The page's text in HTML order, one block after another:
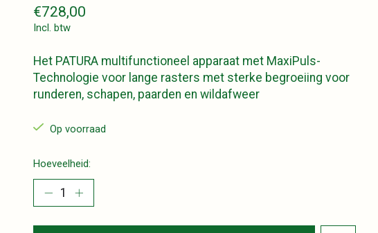
€728,00
Incl. btw
Het PATURA multifunctioneel apparaat met MaxiPuls-
Technologie voor lange rasters met sterke begroeiing voor
runderen, schapen, paarden en wildafweer
Op voorraad
Hoeveelheid: